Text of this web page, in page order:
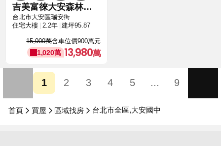
吉美富徠大安森林花園一億五內大安區新房最高樓選擇
台北市大安區瑞安街
住宅大樓
2.2年 建坪95.87
15,000萬含車位價900萬元
1,020萬 13,980
1 2 3 4 5 ... 9
首頁 買屋 區域找房 台北市全區,大安國中